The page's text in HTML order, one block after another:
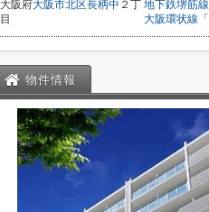
大阪府大阪市北区長柄中 ２丁
目
地下鉄堺筋線
大阪環状線 「
物件情報